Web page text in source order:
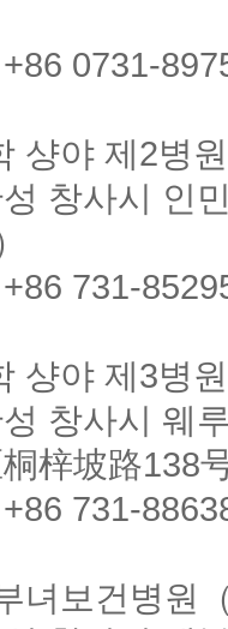
0731-
샹야 제2병
창사시 인
731-
샹야 제3병
창사시 웨
梓坡路138
731-
녀보건병원